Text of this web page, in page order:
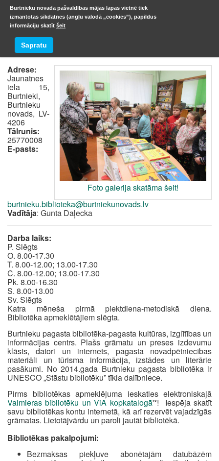
Burtnieku pagasta bibliotēka
Foto galerija skatāma šeit!
Adrese:
Jaunatnes
iela 15,
Burtnieki,
Burtnieku
novads, LV-
4206
Tālrunis:
25770008
E-pasts:
burtnieku.biblioteka@burtniekunovads.lv
Vadītāja: Gunta Daļecka
Darba laiks:
P. Slēgts
O. 8.00-17.30
T. 8.00-12.00; 13.00-17.30
C. 8.00-12.00; 13.00-17.30
Pk. 8.00-16.30
S. 8.00-13.00
Sv. Slēgts
Katra mēneša pirmā piektdiena-metodiskā diena.
Bibliotēka apmeklētājiem slēgta.
Burtnieku pagasta bibliotēka-pagasta kultūras, izglītības un
informācijas centrs. Plašs grāmatu un preses izdevumu
klāsts, datori un internets, pagasta novadpētniecības
materiāli un tūrisma informācija, izstādes un literārie
pasākumi. No 2014.gada Burtnieku pagasta bibliotēka ir
UNESCO „Stāstu bibliotēku” tīkla dalībniece.
Pirms bibliotēkas apmeklējuma ieskaties elektroniskajā
Valmieras bibliotēku un ViA kopkatalogā'*! Iespēja skatīt
savu bibliotēkas kontu internetā, kā arī rezervēt vajadzīgās
grāmatas. Lietotājvārdu un paroli jautāt bibliotēkā.
Bibliotēkas pakalpojumi:
Bezmaksas piekļuve abonētajām datubāzēm
Burtnieku novada pašvaldības mājas lapas vietnē tiek
izmantotas sīkdatnes (angļu valodā „cookies”), papildus
informāciju skatīt šeit
Sapratu